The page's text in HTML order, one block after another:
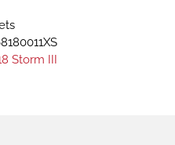
Storm III